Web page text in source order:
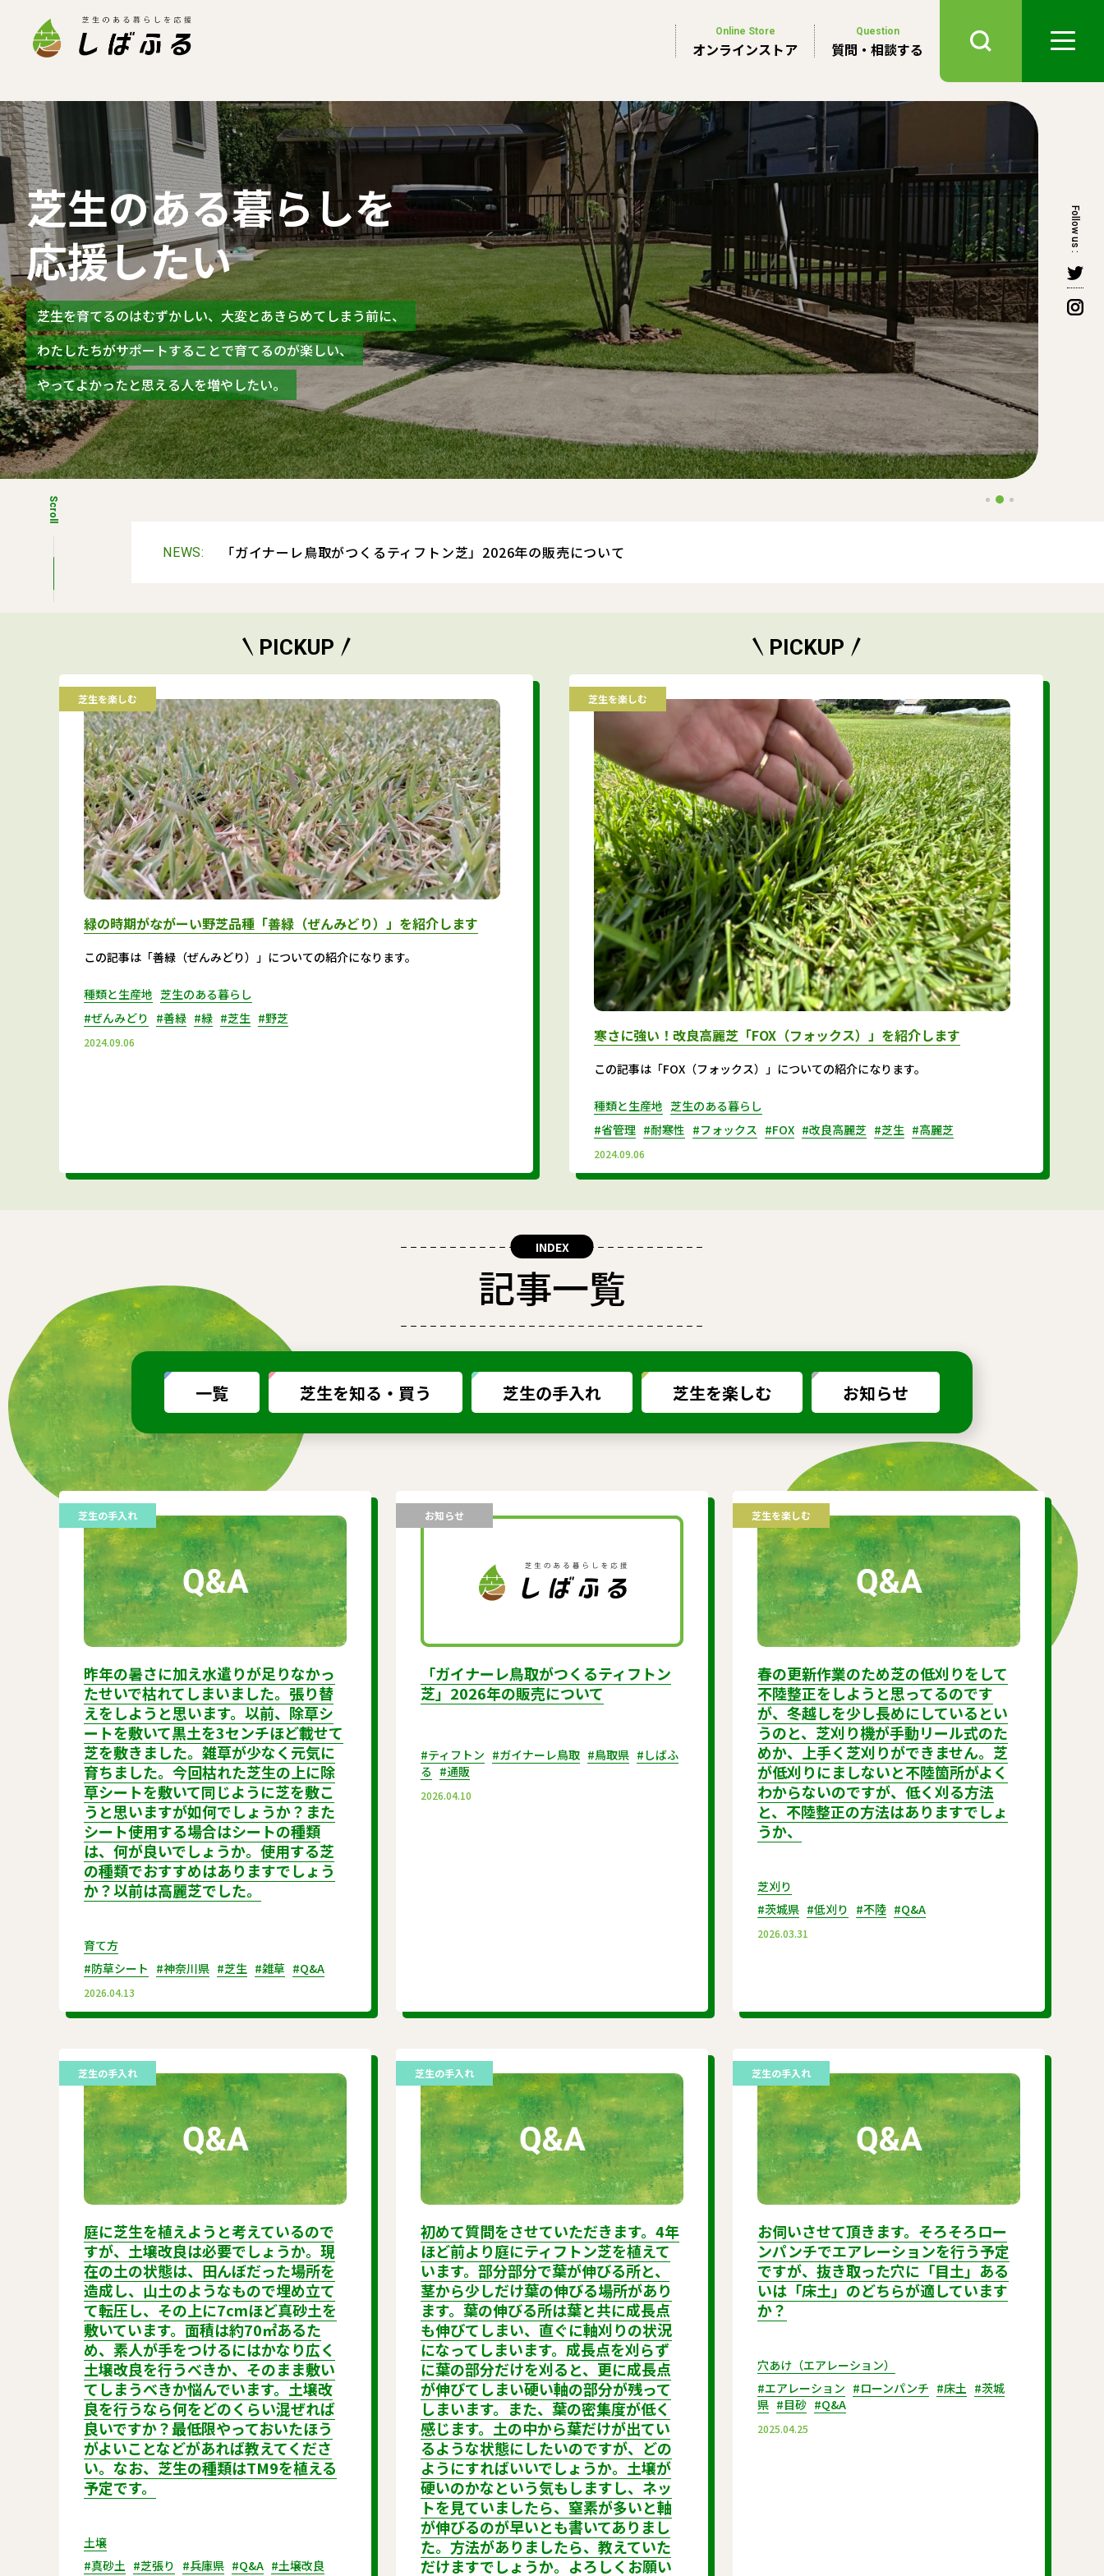
Online Store
オンラインストア
Question
質問・相談する
Follow us :
これから芝生をはじめよう、
芝生が好きなひとのために
家族の時間が増えた、こどもたちが裸足で走りまわる、食事がおいしい、
芝生の魅力はたくさんあります。そんな芝生に特化したメディアをつくりました。
芝生のある暮らしを
応援したい
芝生を育てるのはむずかしい、大変とあきらめてしまう前に、
わたしたちがサポートすることで育てるのが楽しい、
やってよかったと思える人を増やしたい。
芝生の専門家に
質問することができる
身の周りに芝生に詳しい人はいますか？
しばふるは芝生専門会社「株式会社チュウブ」と協力し、
みなさんの疑問や質問にできる限り答えます。
Scroll
NEWS: 「ガイナーレ鳥取がつくるティフトン芝」2026年の販売について
PICKUP
芝生を楽しむ
緑の時期がながーい野芝品種「善緑（ぜんみどり）」を紹介します
この記事は「善緑（ぜんみどり）」についての紹介になります。
種類と生産地 芝生のある暮らし
#ぜんみどり #善緑 #緑 #芝生 #野芝
2024.09.06
PICKUP
芝生を楽しむ
寒さに強い！改良高麗芝「FOX（フォックス）」を紹介します
この記事は「FOX（フォックス）」についての紹介になります。
種類と生産地 芝生のある暮らし
#省管理 #耐寒性 #フォックス #FOX #改良高麗芝 #芝生 #高麗芝
2024.09.06
INDEX
記事一覧
一覧 芝生を知る・買う 芝生の手入れ 芝生を楽しむ お知らせ
芝生の手入れ
昨年の暑さに加え水遣りが足りなかっ
たせいで枯れてしまいました。張り替
えをしようと思います。以前、除草シ
ートを敷いて黒土を3センチほど載せて
芝を敷きました。雑草が少なく元気に
育ちました。今回枯れた芝生の上に除
草シートを敷いて同じように芝を敷こ
うと思いますが如何でしょうか？また
シート使用する場合はシートの種類
は、何が良いでしょうか。使用する芝
の種類でおすすめはありますでしょう
か？以前は高麗芝でした。
育て方
#防草シート #神奈川県 #芝生 #雑草 #Q&A
2026.04.13
お知らせ
「ガイナーレ鳥取がつくるティフトン
芝」2026年の販売について
#ティフトン #ガイナーレ鳥取 #鳥取県 #しばふ
る #通販
2026.04.10
芝生を楽しむ
春の更新作業のため芝の低刈りをして
不陸整正をしようと思ってるのです
が、冬越しを少し長めにしているとい
うのと、芝刈り機が手動リール式のた
めか、上手く芝刈りができません。芝
が低刈りにましないと不陸箇所がよく
わからないのですが、低く刈る方法
と、不陸整正の方法はありますでしょ
うか、
芝刈り
#茨城県 #低刈り #不陸 #Q&A
2026.03.31
芝生の手入れ
庭に芝生を植えようと考えているので
すが、土壌改良は必要でしょうか。現
在の土の状態は、田んぼだった場所を
造成し、山土のようなもので埋め立て
て転圧し、その上に7cmほど真砂土を
敷いています。面積は約70㎡あるた
め、素人が手をつけるにはかなり広く
土壌改良を行うべきか、そのまま敷い
てしまうべきか悩んでいます。土壌改
良を行うなら何をどのくらい混ぜれば
良いですか？最低限やっておいたほう
がよいことなどがあれば教えてくださ
い。なお、芝生の種類はTM9を植える
予定です。
土壌
#真砂土 #芝張り #兵庫県 #Q&A #土壌改良
芝生の手入れ
初めて質問をさせていただきます。4年
ほど前より庭にティフトン芝を植えて
います。部分部分で葉が伸びる所と、
茎から少しだけ葉の伸びる場所があり
ます。葉の伸びる所は葉と共に成長点
も伸びてしまい、直ぐに軸刈りの状況
になってしまいます。成長点を刈らず
に葉の部分だけを刈ると、更に成長点
が伸びてしまい硬い軸の部分が残って
しまいます。また、葉の密集度が低く
感じます。土の中から葉だけが出てい
るような状態にしたいのですが、どの
ようにすればいいでしょうか。土壌が
硬いのかなという気もしますし、ネッ
トを見ていましたら、窒素が多いと軸
が伸びるのが早いとも書いてありまし
た。方法がありましたら、教えていた
だけますでしょうか。よろしくお願い
芝生の手入れ
お伺いさせて頂きます。そろそろロー
ンパンチでエアレーションを行う予定
ですが、抜き取った穴に「目土」ある
いは「床土」のどちらが適しています
か？
穴あけ（エアレーション）
#エアレーション #ローンパンチ #床土 #茨城
県 #目砂 #Q&A
2025.04.25